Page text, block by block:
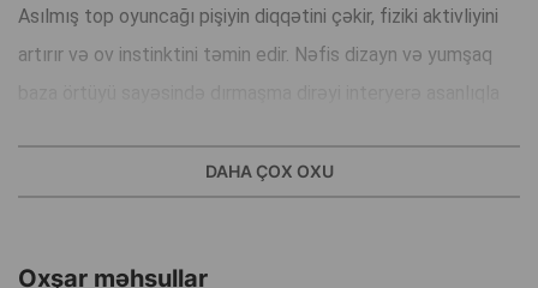
Asılmış top oyuncağı pişiyin diqqətini çəkir, fiziki aktivliyini
artırır və ov instinktini təmin edir. Nəfis dizayn və yumşaq
DAHA ÇOX OXU
Oxşar məhsullar